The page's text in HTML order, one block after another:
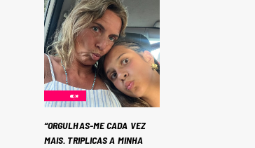
“ORGULHAS-ME CADA VEZ
MAIS. TRIPLICAS A MINHA